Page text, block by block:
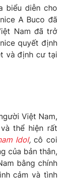
biểu diễn cho
A Buco đã
Nam đã trở
quyết định
và định cư tại
Việt Nam,
thể hiện rất
Idol, cô coi
của bản thân,
bằng chính
cảm và tình